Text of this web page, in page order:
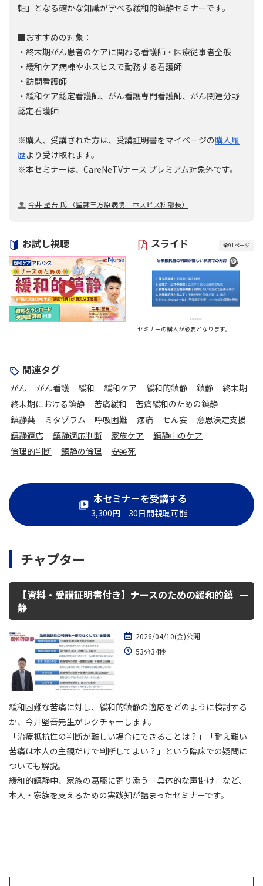
軸」となる確かな知識が学べる緩和的鎮静セミナーです。
■おすすめの対象：
・終末期がん患者のケアに関わる看護師・医療従事者全般
・緩和ケア病棟やホスピスで勤務する看護師
・訪問看護師
・緩和ケア認定看護師、がん看護専門看護師、がん関連分野
認定看護師
※購入、受講された方は、受講証明書をマイページの購入履
歴より受け取れます。
※本セミナーは、CareNeTVナース プレミアム対象外です。
今井 堅吾 氏 （聖隷三方原病院 ホスピス科部長）
本セミナーを受講する
3,300円 30日間視聴可能
お試し視聴 スライド 全91ページ
セミナーの購入が必要となります。
関連タグ
がん がん看護 緩和 緩和ケア 緩和的鎮静 鎮静
終末期
終末期における鎮静
苦痛緩和
苦痛緩和のための鎮静
鎮静薬
ミタゾラム 呼吸困難 疼痛 せん妄
意思決定支援
鎮静適応
鎮静適応判断 家族ケア
鎮静中のケア
倫理的判断
鎮静の倫理 安楽死
チャプター
【資料・受講証明書付き】ナースのための緩和的鎮
静
2026/04/10(金)公開
53分34秒
緩和困難な苦痛に対し、緩和的鎮静の適応をどのように検討する
か、今井堅吾先生がレクチャーします。
「治療抵抗性の判断が難しい場合にできることは？」「耐え難い
苦痛は本人の主観だけで判断してよい？」という臨床での疑問に
ついても解説。
緩和的鎮静中、家族の葛藤に寄り添う「具体的な声掛け」など、
本人・家族を支えるための実践知が詰まったセミナーです。